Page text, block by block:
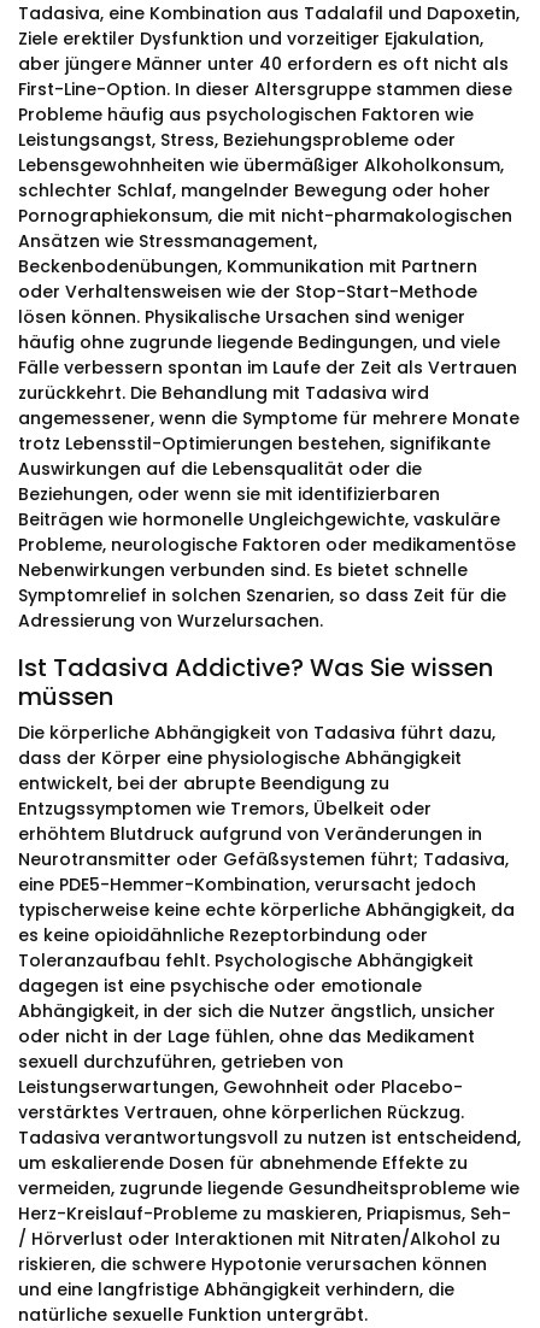
Tadasiva, eine Kombination aus Tadalafil und Dapoxetin,
Ziele erektiler Dysfunktion und vorzeitiger Ejakulation,
aber jüngere Männer unter 40 erfordern es oft nicht als
First-Line-Option. In dieser Altersgruppe stammen diese
Probleme häufig aus psychologischen Faktoren wie
Leistungsangst, Stress, Beziehungsprobleme oder
Lebensgewohnheiten wie übermäßiger Alkoholkonsum,
schlechter Schlaf, mangelnder Bewegung oder hoher
Pornographiekonsum, die mit nicht-pharmakologischen
Ansätzen wie Stressmanagement,
Beckenbodenübungen, Kommunikation mit Partnern
oder Verhaltensweisen wie der Stop-Start-Methode
lösen können. Physikalische Ursachen sind weniger
häufig ohne zugrunde liegende Bedingungen, und viele
Fälle verbessern spontan im Laufe der Zeit als Vertrauen
zurückkehrt. Die Behandlung mit Tadasiva wird
angemessener, wenn die Symptome für mehrere Monate
trotz Lebensstil-Optimierungen bestehen, signifikante
Auswirkungen auf die Lebensqualität oder die
Beziehungen, oder wenn sie mit identifizierbaren
Beiträgen wie hormonelle Ungleichgewichte, vaskuläre
Probleme, neurologische Faktoren oder medikamentöse
Nebenwirkungen verbunden sind. Es bietet schnelle
Symptomrelief in solchen Szenarien, so dass Zeit für die
Adressierung von Wurzelursachen.
Ist Tadasiva Addictive? Was Sie wissen
müssen
Die körperliche Abhängigkeit von Tadasiva führt dazu,
dass der Körper eine physiologische Abhängigkeit
entwickelt, bei der abrupte Beendigung zu
Entzugssymptomen wie Tremors, Übelkeit oder
erhöhtem Blutdruck aufgrund von Veränderungen in
Neurotransmitter oder Gefäßsystemen führt; Tadasiva,
eine PDE5-Hemmer-Kombination, verursacht jedoch
typischerweise keine echte körperliche Abhängigkeit, da
es keine opioidähnliche Rezeptorbindung oder
Toleranzaufbau fehlt. Psychologische Abhängigkeit
dagegen ist eine psychische oder emotionale
Abhängigkeit, in der sich die Nutzer ängstlich, unsicher
oder nicht in der Lage fühlen, ohne das Medikament
sexuell durchzuführen, getrieben von
Leistungserwartungen, Gewohnheit oder Placebo-
verstärktes Vertrauen, ohne körperlichen Rückzug.
Tadasiva verantwortungsvoll zu nutzen ist entscheidend,
um eskalierende Dosen für abnehmende Effekte zu
vermeiden, zugrunde liegende Gesundheitsprobleme wie
Herz-Kreislauf-Probleme zu maskieren, Priapismus, Seh-
/ Hörverlust oder Interaktionen mit Nitraten/Alkohol zu
riskieren, die schwere Hypotonie verursachen können
und eine langfristige Abhängigkeit verhindern, die
natürliche sexuelle Funktion untergräbt.